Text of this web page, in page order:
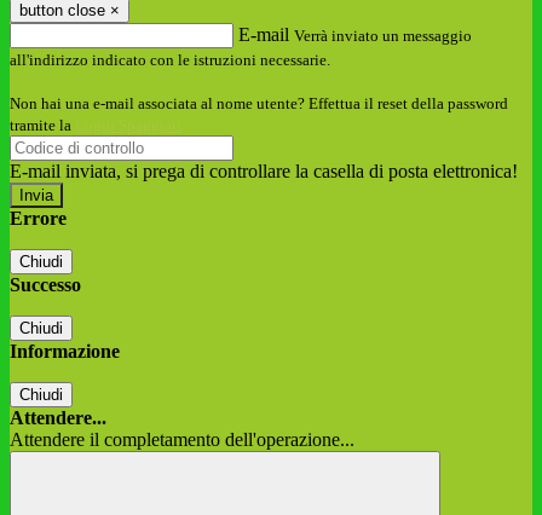
button close ×
E-mail Verrà inviato un messaggio
all'indirizzo indicato con le istruzioni necessarie.
Non hai una e-mail associata al nome utente? Effettua il reset della password
tramite la
E-mail inviata, si prega di controllare la casella di posta elettronica!
Errore
Chiudi
Successo
Chiudi
Informazione
Chiudi
Attendere...
Attendere il completamento dell'operazione...